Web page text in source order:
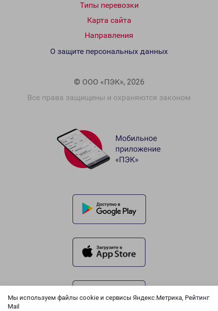
Мы используем файлы cookie и сервисы Яндекс.Метрика, Рейтинг
Mail
Типы перевозки
Карта сайта
Направления
© ООО «ПЭК», 2026
Все права защищены и охраняются законом
О защите персональных данных